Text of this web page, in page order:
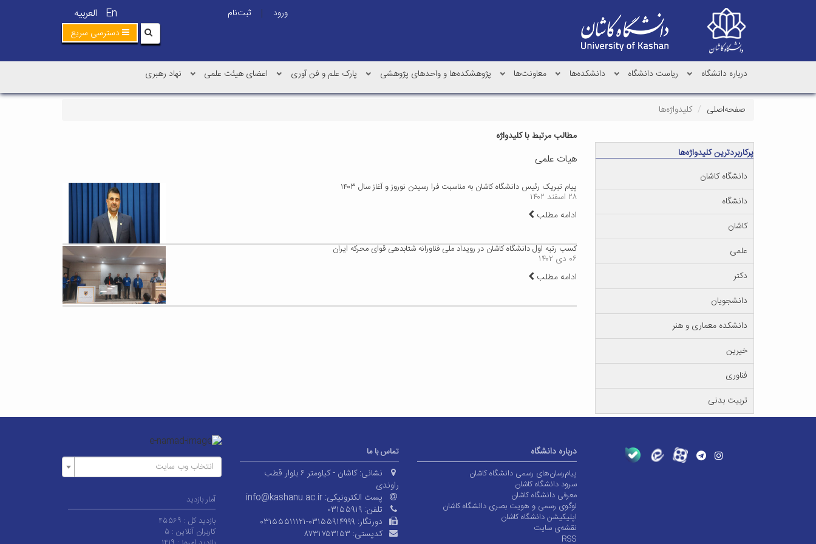
En العربیه ورود |
ثبت‌نام
دسترسی سریع
درباره دانشگاه ریاست دانشگاه دانشکده‌ها معاونت‌ها پژوهشکده‌ها و واحدهای پژوهشی پارک علم و فن آوری اعضای هیئت علمی نهاد رهبری
صفحه‌اصلی
کلیدواژه‌ها
مطالب مرتبط با کلیدواژه
هیات علمی
پیام تبریک رئیس دانشگاه کاشان به مناسبت فرا رسیدن نوروز و آغاز سال ۱۴۰۳
۲۸ اسفند ۱۴۰۲
ادامه مطلب
کسب رتبه اول دانشگاه کاشان در رویداد ملی فناورانه شتابدهی قوای محرکه ایران
۰۶ دی ۱۴۰۲
ادامه مطلب
پرکاربردترین کلیدواژه‌ها
دانشگاه کاشان
دانشگاه
کاشان
علمی
دکتر
دانشجویان
دانشکده معماری و هنر
خیرین
فناوری
تربیت بدنی
درباره دانشگاه
پیام‌رسان‌های رسمی دانشگاه کاشان
سرود دانشگاه کاشان
معرفی دانشگاه کاشان
لوگوی رسمی و هویت بصری دانشگاه کاشان
اپلیکیشن دانشگاه کاشان
نقشه‌ی سایت
RSS
تماس با ما
نشانی:
کاشان - کیلومتر ۶ بلوار قطب
راوندی
پست الکترونیکی: info@kashanu.ac.ir
تلفن: ۰۳۱۵۵۹۱۹
دورنگار: ۰۳۱۵۵۵۱۱۱۲۱-۰۳۱۵۵۹۱۴۹۹۹
کدپستی: ۸۷۳۱۷۵۳۱۵۳
انتخاب وب سایت
آمار بازدید
بازدید کل : ۴۵۵۶۹
کاربران آنلاین :۵